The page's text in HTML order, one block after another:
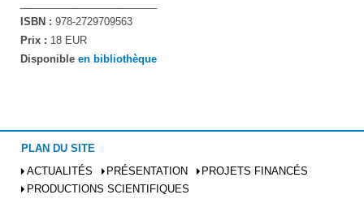
ISBN : 978-2729709563
Prix : 18 EUR
Disponible en bibliothèque
PLAN DU SITE
ACTUALITÉS
PRÉSENTATION
PROJETS FINANCÉS
PRODUCTIONS SCIENTIFIQUES